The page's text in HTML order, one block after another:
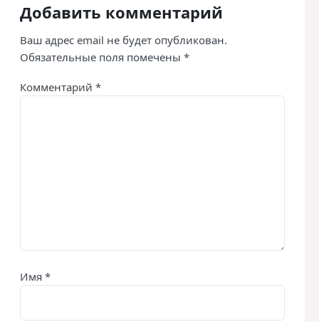
Добавить комментарий
Ваш адрес email не будет опубликован.
Обязательные поля помечены *
Комментарий *
Имя *